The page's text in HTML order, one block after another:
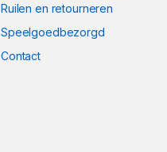
Ruilen en retourneren
Speelgoedbezorgd
Contact